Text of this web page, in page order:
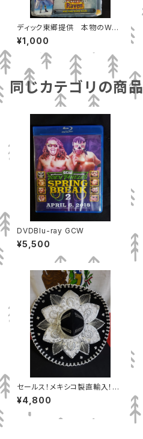
ディック東郷提供 本物のWC
Wフィギュア レイベン
¥1,000
同じカテゴリの商品
DVDBlu-ray GCW
¥5,500
セールス！メキシコ製直輸入！ソ
ンブレロ
¥4,800